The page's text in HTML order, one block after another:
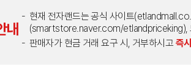
내
현재 전자랜드는 공식 사이트
(smartstore.naver.com/etlandpriceking),
판매자가 현금 거래 요구 시, 거부하시고 즉